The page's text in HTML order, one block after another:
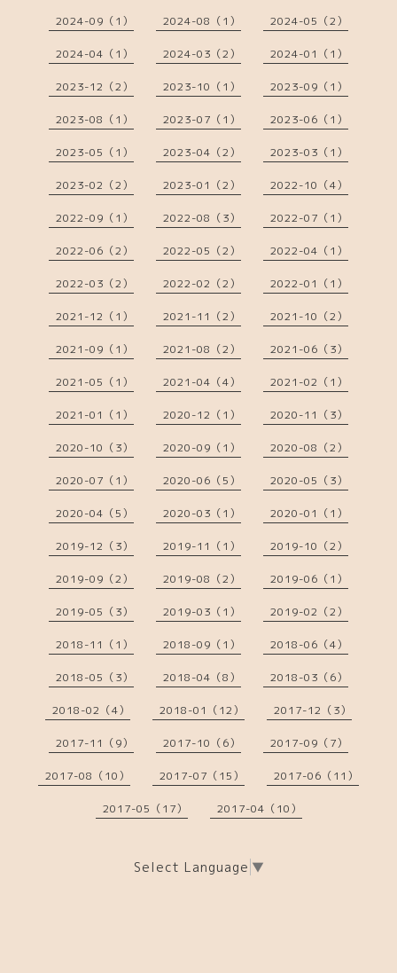
2024-09（1） 2024-08（1） 2024-05（2）
2024-04（1） 2024-03（2） 2024-01（1）
2023-12（2） 2023-10（1） 2023-09（1）
2023-08（1） 2023-07（1） 2023-06（1）
2023-05（1） 2023-04（2） 2023-03（1）
2023-02（2） 2023-01（2） 2022-10（4）
2022-09（1） 2022-08（3） 2022-07（1）
2022-06（2） 2022-05（2） 2022-04（1）
2022-03（2） 2022-02（2） 2022-01（1）
2021-12（1） 2021-11（2） 2021-10（2）
2021-09（1） 2021-08（2） 2021-06（3）
2021-05（1） 2021-04（4） 2021-02（1）
2021-01（1） 2020-12（1） 2020-11（3）
2020-10（3） 2020-09（1） 2020-08（2）
2020-07（1） 2020-06（5） 2020-05（3）
2020-04（5） 2020-03（1） 2020-01（1）
2019-12（3） 2019-11（1） 2019-10（2）
2019-09（2） 2019-08（2） 2019-06（1）
2019-05（3） 2019-03（1） 2019-02（2）
2018-11（1） 2018-09（1） 2018-06（4）
2018-05（3） 2018-04（8） 2018-03（6）
2018-02（4） 2018-01（12） 2017-12（3）
2017-11（9） 2017-10（6） 2017-09（7）
2017-08（10） 2017-07（15） 2017-06（11）
2017-05（17） 2017-04（10）
Select Language ▼